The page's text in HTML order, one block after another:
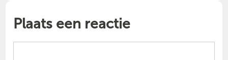
Plaats een reactie